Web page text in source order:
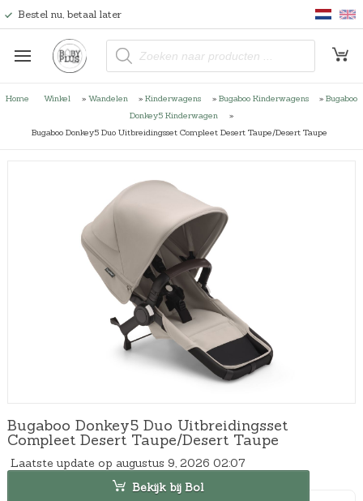
Bestel nu, betaal later
P
o
c
n
n
Home Winkel » Wandelen » Kinderwagens » Bugaboo Kinderwagens » Bugaboo
Donkey5 Kinderwagen
»
Bugaboo Donkey5 Duo Uitbreidingsset Compleet Desert Taupe/Desert Taupe
Bugaboo Donkey5 Duo Uitbreidingsset
Compleet Desert Taupe/Desert Taupe
Laatste update op augustus 9, 2026 02:07
Bekijk bij Bol